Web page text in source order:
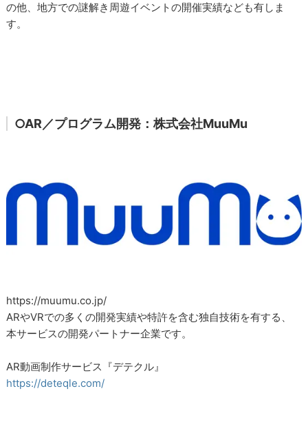
の他、地方での謎解き周遊イベントの開催実績なども有しま
す。
○AR／プログラム開発：株式会社MuuMu
https://muumu.co.jp/
ARやVRでの多くの開発実績や特許を含む独自技術を有する、
本サービスの開発パートナー企業です。
AR動画制作サービス『デテクル』
https://deteqle.com/